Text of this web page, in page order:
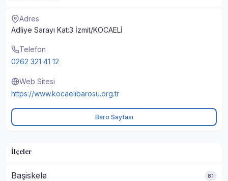
Adres
Adliye Sarayı Kat:3 İzmit/KOCAELİ
Telefon
0262 321 41 12
Web Sitesi
https://www.kocaelibarosu.org.tr
Baro Sayfası
İlçeler
Başiskele 81